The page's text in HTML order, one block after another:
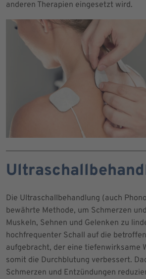
anderen Therapien eingesetzt wird.
Die Ultraschallbehandlung (auch
bewährte Methode, um Schmerzen
Muskeln, Sehnen und Gelenken zu
hochfrequenter Schall auf die
aufgebracht, der eine tiefenwirksame
somit die Durchblutung verbessert.
Schmerzen und Entzündungen